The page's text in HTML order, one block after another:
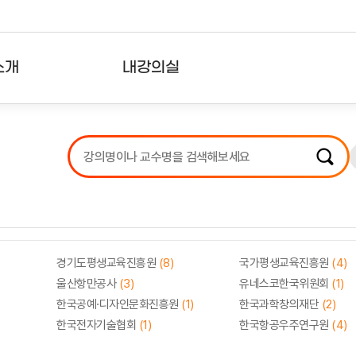
내강의실
강의리스트
수강확인증강의
경기도평생교육진흥원 (8) 국가평생교육진흥원 (4)
울산항만공사 (3) 유네스코한국위원회 (1)
한국공예·디자인문화진흥원 (1) 한국과학창의재단 (2)
한국전자기술협회 (1) 한국항공우주연구원 (4)